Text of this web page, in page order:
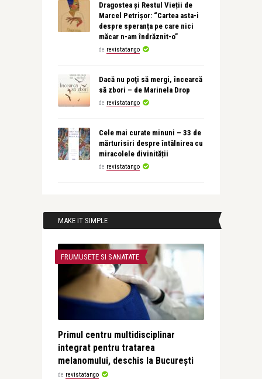
Dragostea și Restul Vieții de
Marcel Petrișor: “Cartea asta-i
despre speranța pe care nici
măcar n-am îndrăznit-o”
de revistatango
Dacă nu poţi să mergi, încearcă
să zbori – de Marinela Drop
de revistatango
Cele mai curate minuni – 33 de
mărturisiri despre întâlnirea cu
miracolele divinității
de revistatango
MAKE IT SIMPLE
FRUMUSETE SI SANATATE
Primul centru multidisciplinar
integrat pentru tratarea
melanomului, deschis la București
de revistatango